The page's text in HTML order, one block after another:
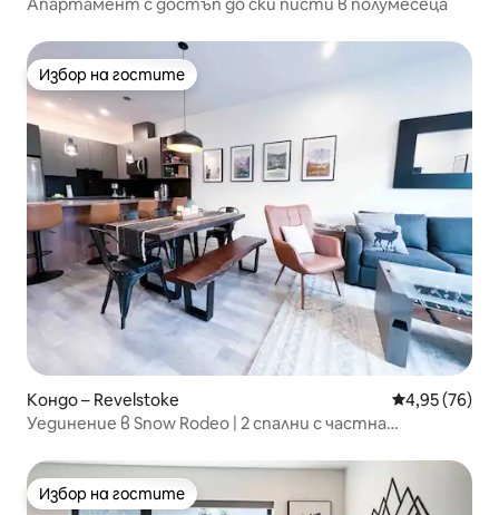
Избор на гостите
Избор на гостите
Кондо – Revelstoke Средна
4,95 (76)
Уединение в Snow Rodeo | 2 спални с частна
Избор на гостите
Избор на гостите